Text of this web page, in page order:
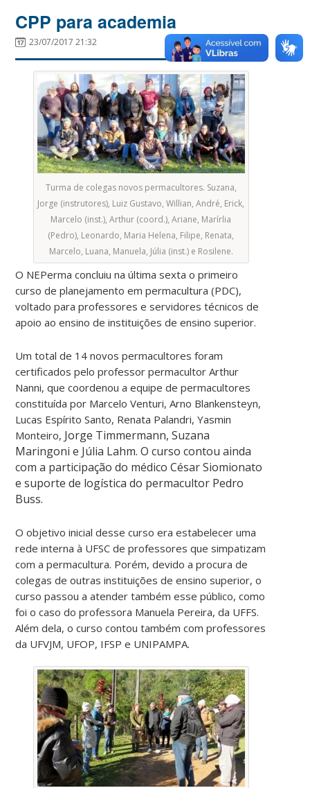
CPP para academia
23/07/2017 21:32
Turma de colegas novos permacultores. Suzana,
Jorge (instrutores), Luiz Gustavo, Willian, André, Erick,
Marcelo (inst.), Arthur (coord.), Ariane, Marírlia
(Pedro), Leonardo, Maria Helena, Filipe, Renata,
Marcelo, Luana, Manuela, Júlia (inst.) e Rosilene.
O NEPerma concluiu na última sexta o primeiro
curso de planejamento em permacultura (PDC),
voltado para professores e servidores técnicos de
apoio ao ensino de instituições de ensino superior.
Um total de 14 novos permacultores foram
certificados pelo professor permacultor Arthur
Nanni, que coordenou a equipe de permacultores
constituída por Marcelo Venturi, Arno Blankensteyn,
Lucas Espírito Santo, Renata Palandri, Yasmin
Monteiro, Jorge Timmermann, Suzana
Maringoni e Júlia Lahm. O curso contou ainda
com a participação do médico César Siomionato
e suporte de logística do permacultor Pedro
Buss.
O objetivo inicial desse curso era estabelecer uma
rede interna à UFSC de professores que simpatizam
com a permacultura. Porém, devido a procura de
colegas de outras instituições de ensino superior, o
curso passou a atender também esse público, como
foi o caso do professora Manuela Pereira, da UFFS.
Além dela, o curso contou também com professores
da UFVJM, UFOP, IFSP e UNIPAMPA.